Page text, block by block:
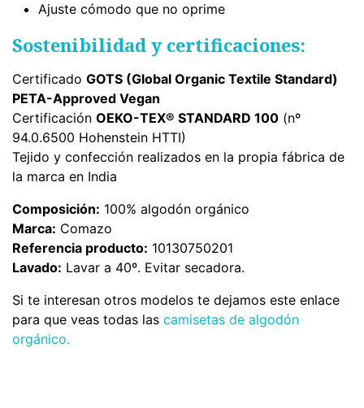
Ajuste cómodo que no oprime
Sostenibilidad y certificaciones:
Certificado GOTS (Global Organic Textile Standard)
PETA-Approved Vegan
Certificación OEKO-TEX® STANDARD 100 (nº
94.0.6500 Hohenstein HTTI)
Tejido y confección realizados en la propia fábrica de
la marca en India
Composición: 100% algodón orgánico
Marca: Comazo
Referencia producto: 10130750201
Lavado: Lavar a 40º. Evitar secadora.
Si te interesan otros modelos te dejamos este enlace
para que veas todas las camisetas de algodón
orgánico.